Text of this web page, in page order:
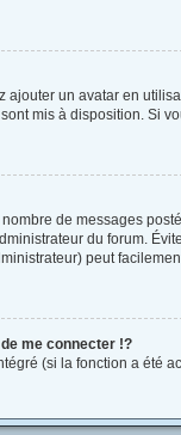
un avatar en
mis à disposition. Si
de messages
du forum.
peut
me connecter !?
(si la fonction a été